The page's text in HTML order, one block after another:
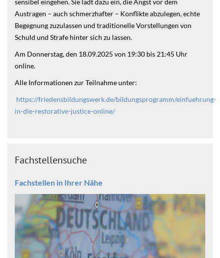
sensibel eingehen. Sie lädt dazu ein, die Angst vor dem
Austragen – auch schmerzhafter – Konflikte abzulegen, echte
Begegnung zuzulassen und traditionelle Vorstellungen von
Schuld und Strafe hinter sich zu lassen.
Am Donnerstag, den 18.09.2025 von 19:30 bis 21:45 Uhr
online.
Alle Informationen zur Teilnahme unter:
https://friedensbildungswerk.de/bildungsprogramm/einfuehrung-
in-die-restorative-justice-online/
Fachstellensuche
Fachstellen in Ihrer Nähe